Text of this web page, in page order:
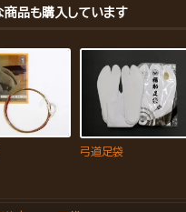
商品も購入しています
弓道足袋